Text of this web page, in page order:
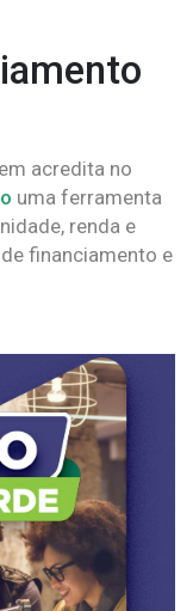
acredita no
uma ferramenta
renda e
financiamento e